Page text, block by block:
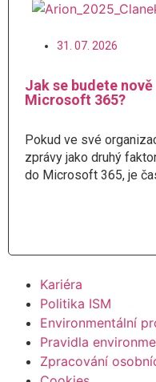
31. 07. 2026
Jak se budete
Microsoft 365?
Pokud ve své
zprávy jako druhý
do Microsoft 365, je
Kariéra
Politika ISM
Environmentální
Pravidla
Zpracování